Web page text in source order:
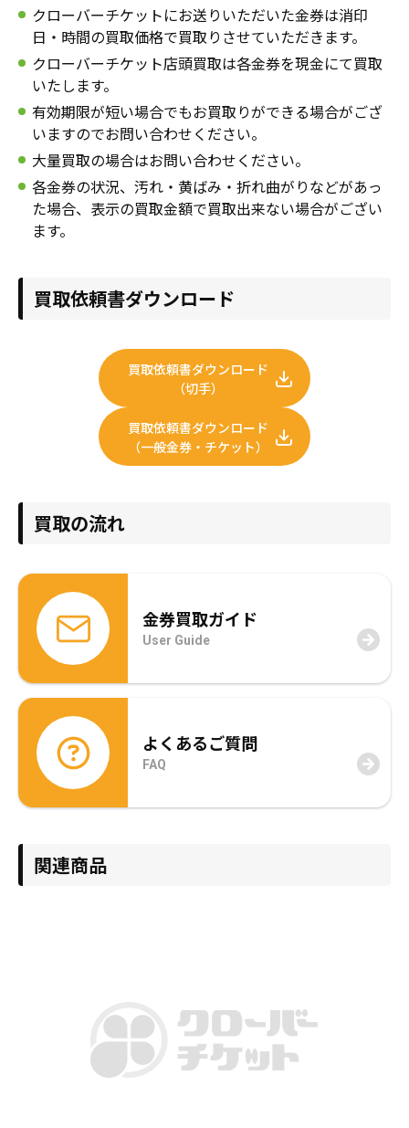
旅行券
年賀状
旅行券
年賀状
その他
クローバーチケットにお送りいただいた金券は消印
日・時間の買取価格で買取りさせていただきます。
クローバーチケット店頭買取は各金券を現金にて買取
いたします。
有効期限が短い場合でもお買取りができる場合がござ
いますのでお問い合わせください。
大量買取の場合はお問い合わせください。
各金券の状況、汚れ・黄ばみ・折れ曲がりなどがあっ
た場合、表示の買取金額で買取出来ない場合がござい
ます。
買取依頼書ダウンロード
買取依頼書ダウンロード
（切手）
買取依頼書ダウンロード
（一般金券・チケット）
買取の流れ
金券買取ガイド
User Guide
よくあるご質問
FAQ
関連商品